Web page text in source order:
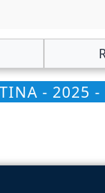
- 2025 -